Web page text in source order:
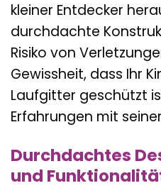
kleiner Entdecker
durchdachte
Risiko von
Gewissheit, dass Ihr
Laufgitter geschützt
Erfahrungen mit
Durchdachtes
und